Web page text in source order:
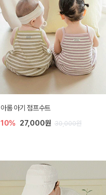
아롬 아기 점프수트
10% 27,000원 30,000원